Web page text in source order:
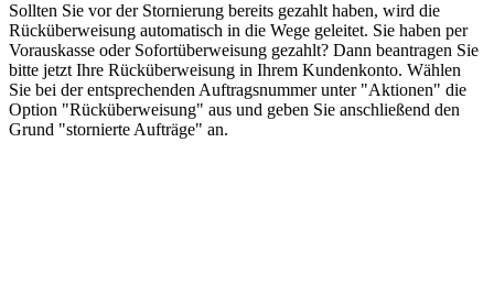
Sollten Sie vor der Stornierung bereits gezahlt haben, wird die
Rücküberweisung automatisch in die Wege geleitet. Sie haben per
Vorauskasse oder Sofortüberweisung gezahlt? Dann beantragen Sie
bitte jetzt Ihre Rücküberweisung in Ihrem Kundenkonto. Wählen
Sie bei der entsprechenden Auftragsnummer unter "Aktionen" die
Option "Rücküberweisung" aus und geben Sie anschließend den
Grund "stornierte Aufträge" an.